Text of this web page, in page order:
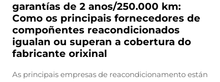
garantías de 2 anos/250.000 km:
Como os principais fornecedores de
compoñentes reacondicionados
igualan ou superan a cobertura do
fabricante orixinal
As principais empresas de reacondicionamento están